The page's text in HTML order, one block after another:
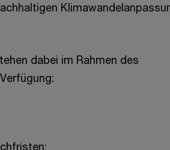
dabei im Rahmen des